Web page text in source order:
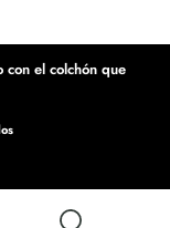
con el colchón que